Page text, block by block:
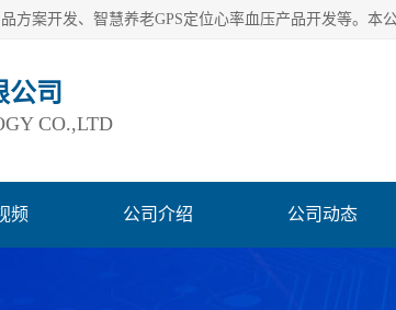
公司
CO.,LTD
频 公司介绍 公司动态